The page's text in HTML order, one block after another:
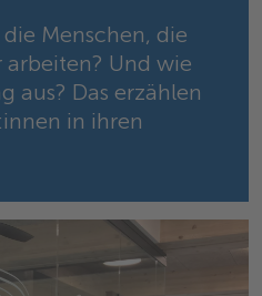
Menschen, die
arbeiten? Und wie
aus? Das erzählen
in ihren